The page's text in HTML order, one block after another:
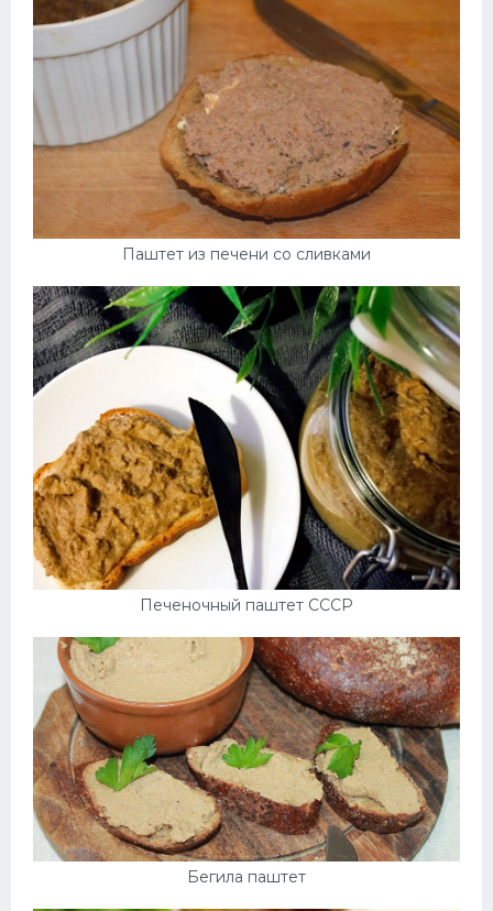
Паштет из печени со сливками
Печеночный паштет СССР
Бегила паштет